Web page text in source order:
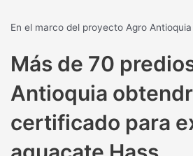
En el marco del proyecto Agro
Más de 70
Antioquia
certificado para